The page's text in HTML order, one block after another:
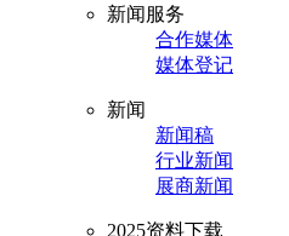
新闻服务
合作媒体
媒体登记
新闻
新闻稿
行业新闻
展商新闻
2025资料下载